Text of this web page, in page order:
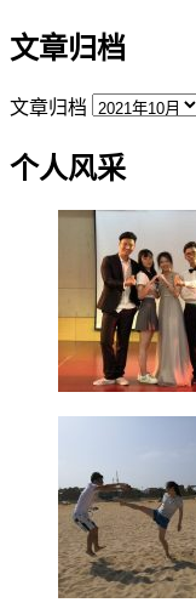
文章归档
文章归档
个人风采